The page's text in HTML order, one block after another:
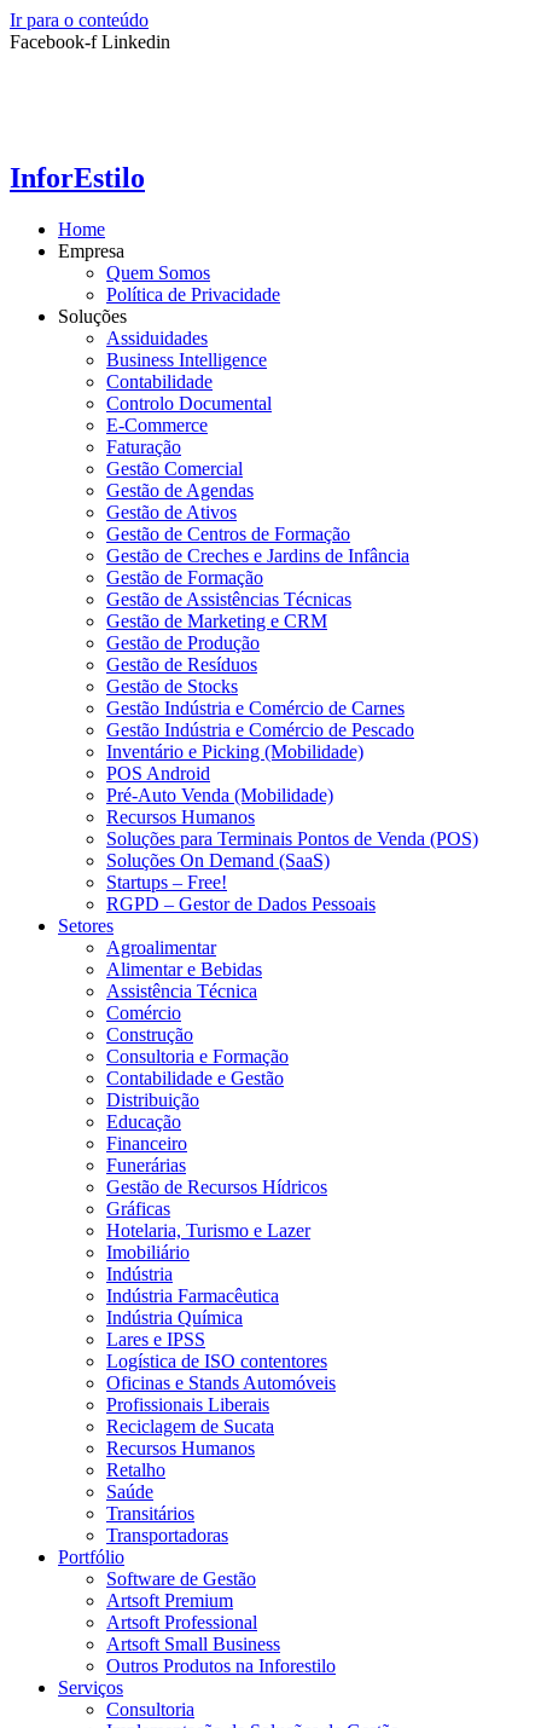
Ir para o conteúdo
Facebook-f Linkedin
InforEstilo
Home
Empresa
Quem Somos
Política de Privacidade
Soluções
Assiduidades
Business Intelligence
Contabilidade
Controlo Documental
E-Commerce
Faturação
Gestão Comercial
Gestão de Agendas
Gestão de Ativos
Gestão de Centros de Formação
Gestão de Creches e Jardins de Infância
Gestão de Formação
Gestão de Assistências Técnicas
Gestão de Marketing e CRM
Gestão de Produção
Gestão de Resíduos
Gestão de Stocks
Gestão Indústria e Comércio de Carnes
Gestão Indústria e Comércio de Pescado
Inventário e Picking (Mobilidade)
POS Android
Pré-Auto Venda (Mobilidade)
Recursos Humanos
Soluções para Terminais Pontos de Venda (POS)
Soluções On Demand (SaaS)
Startups – Free!
RGPD – Gestor de Dados Pessoais
Setores
Agroalimentar
Alimentar e Bebidas
Assistência Técnica
Comércio
Construção
Consultoria e Formação
Contabilidade e Gestão
Distribuição
Educação
Financeiro
Funerárias
Gestão de Recursos Hídricos
Gráficas
Hotelaria, Turismo e Lazer
Imobiliário
Indústria
Indústria Farmacêutica
Indústria Química
Lares e IPSS
Logística de ISO contentores
Oficinas e Stands Automóveis
Profissionais Liberais
Reciclagem de Sucata
Recursos Humanos
Retalho
Saúde
Transitários
Transportadoras
Portfólio
Software de Gestão
Artsoft Premium
Artsoft Professional
Artsoft Small Business
Outros Produtos na Inforestilo
Serviços
Consultoria